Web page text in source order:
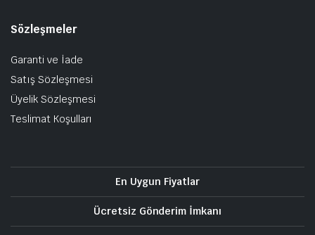
Sözleşmeler
Garanti ve İade
Satış Sözleşmesi
Üyelik Sözleşmesi
Teslimat Koşulları
En Uygun Fiyatlar
Ücretsiz Gönderim İmkanı